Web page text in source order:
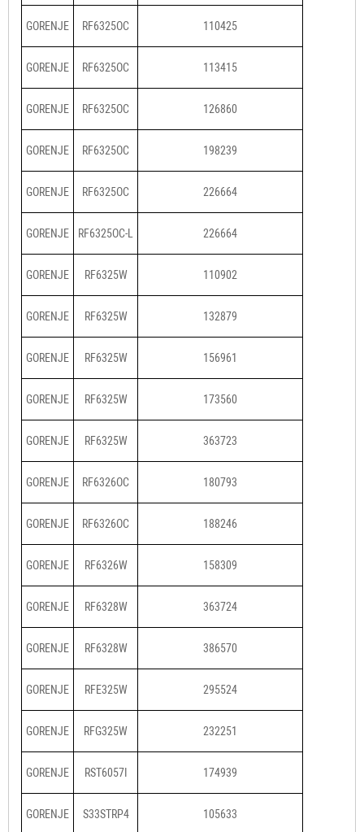
GORENJE RF6325OC 110425
GORENJE RF6325OC 113415
GORENJE RF6325OC 126860
GORENJE RF6325OC 198239
GORENJE RF6325OC 226664
GORENJE RF6325OC-L 226664
GORENJE RF6325W 110902
GORENJE RF6325W 132879
GORENJE RF6325W 156961
GORENJE RF6325W 173560
GORENJE RF6325W 363723
GORENJE RF6326OC 180793
GORENJE RF6326OC 188246
GORENJE RF6326W 158309
GORENJE RF6328W 363724
GORENJE RF6328W 386570
GORENJE RFE325W 295524
GORENJE RFG325W 232251
GORENJE RST6057I 174939
GORENJE S33STRP4 105633